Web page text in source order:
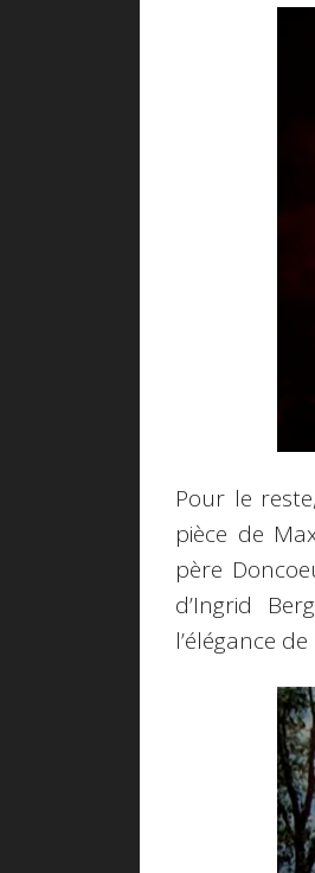
Pour le
pièce de
père
d’Ingrid
l’élégance